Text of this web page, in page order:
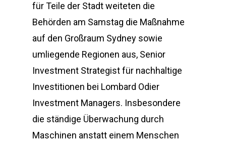
für Teile der Stadt weiteten die
Behörden am Samstag die Maßnahme
auf den Großraum Sydney sowie
umliegende Regionen aus, Senior
Investment Strategist für nachhaltige
Investitionen bei Lombard Odier
Investment Managers. Insbesondere
die ständige Überwachung durch
Maschinen anstatt einem Menschen